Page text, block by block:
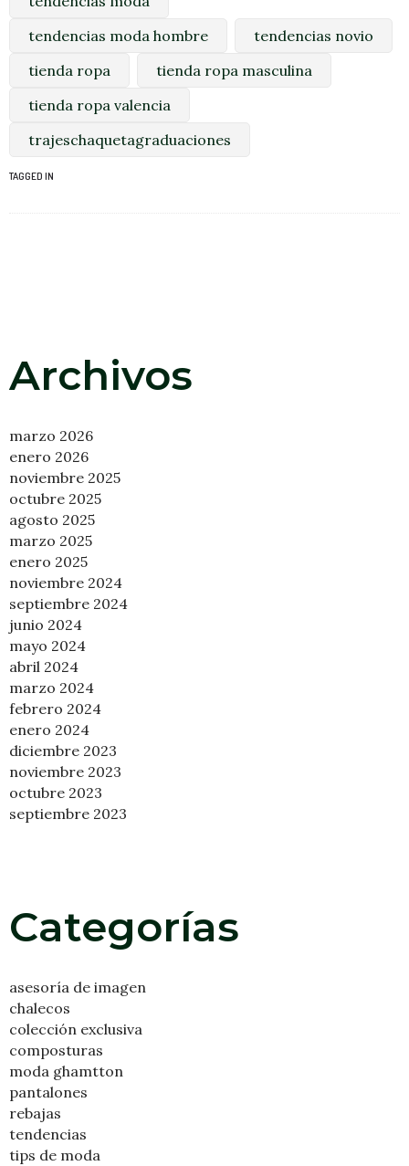
tendencias moda hombre
tendencias novio
tienda ropa
tienda ropa masculina
tienda ropa valencia
trajeschaquetagraduaciones
TAGGED IN
Archivos
marzo 2026
enero 2026
noviembre 2025
octubre 2025
agosto 2025
marzo 2025
enero 2025
noviembre 2024
septiembre 2024
junio 2024
mayo 2024
abril 2024
marzo 2024
febrero 2024
enero 2024
diciembre 2023
noviembre 2023
octubre 2023
septiembre 2023
Categorías
asesoría de imagen
chalecos
colección exclusiva
composturas
moda ghamtton
pantalones
rebajas
tendencias
tips de moda